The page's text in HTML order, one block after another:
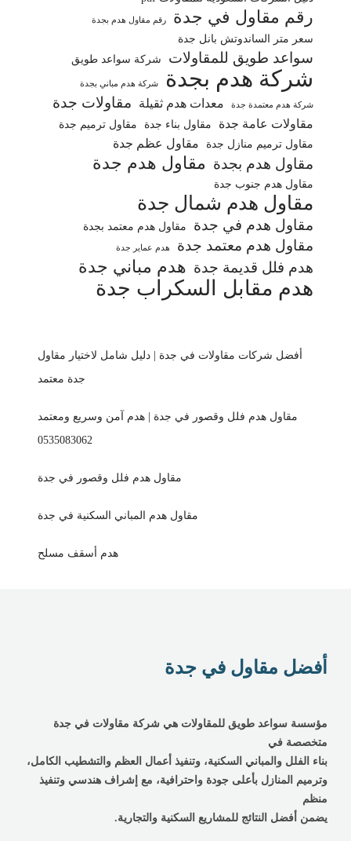
رقم مقاول في جدة رقم مقاول هدم بجدة
سعر متر الساندوتش بانل جدة
سواعد طويق للمقاولات شركة سواعد طويق
شركة هدم بجدة شركة هدم مباني بجدة
شركة هدم معتمدة جدة معدات هدم ثقيلة مقاولات جدة
مقاولات عامة جدة مقاول بناء جدة
مقاول ترميم جدة
مقاول ترميم منازل جدة
مقاول عظم جدة
مقاول هدم بجدة مقاول هدم جدة
مقاول هدم جنوب جدة
مقاول هدم شمال جدة
مقاول هدم في جدة مقاول هدم معتمد بجدة
مقاول هدم معتمد جدة هدم عماير جدة
هدم فلل قديمة جدة هدم مباني جدة
هدم مقابل السكراب جدة
أفضل شركات مقاولات في جدة | دليل شامل لاختيار مقاول
جدة معتمد
مقاول هدم فلل وقصور في جدة | هدم آمن وسريع ومعتمد
0535083062
مقاول هدم فلل وقصور في جدة
مقاول هدم المباني السكنية في جدة
هدم أسقف مسلح
أفضل مقاول في جدة
مؤسسة سواعد طويق للمقاولات هي شركة مقاولات في جدة
متخصصة في
بناء الفلل والمباني السكنية، وتنفيذ أعمال العظم والتشطيب الكامل،
وترميم المنازل بأعلى جودة واحترافية، مع إشراف هندسي وتنفيذ
منظم
يضمن أفضل النتائج للمشاريع السكنية والتجارية.